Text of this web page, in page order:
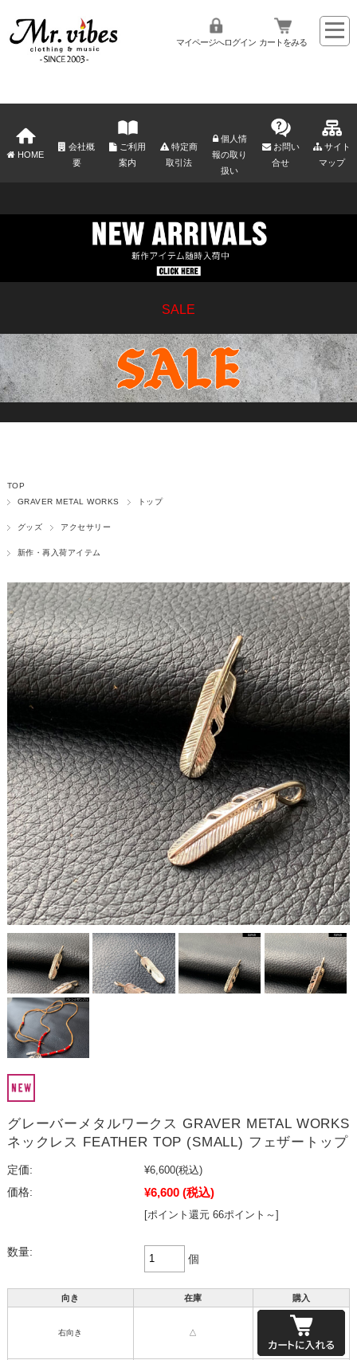
マイページへログイン カートをみる
HOME
会社概
要
ご利用
案内
特定商
取引法
個人情
報の取り
扱い
お問い
合せ
サイト
マップ
SALE
TOP
GRAVER METAL WORKS
トップ
グッズ アクセサリー
新作・再入荷アイテム
グレーバーメタルワークス GRAVER METAL WORKS
ネックレス FEATHER TOP (SMALL) フェザートップ
定価: ¥6,600(税込)
価格:
¥6,600 (税込)
[ポイント還元 66ポイント～]
数量:
個
向き 在庫 購入
右向き △